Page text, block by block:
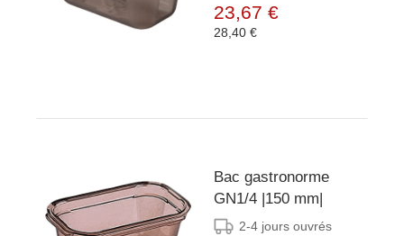
23,67 €
28,40 €
Bac gastronorme
GN1/4 |150 mm|
2-4 jours ouvrés